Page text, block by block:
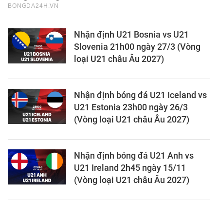
Nhận định U21 Bosnia vs U21
Slovenia 21h00 ngày 27/3 (Vòng
loại U21 châu Âu 2027)
Nhận định bóng đá U21 Iceland vs
U21 Estonia 23h00 ngày 26/3
(Vòng loại U21 châu Âu 2027)
Nhận định bóng đá U21 Anh vs
U21 Ireland 2h45 ngày 15/11
(Vòng loại U21 châu Âu 2027)